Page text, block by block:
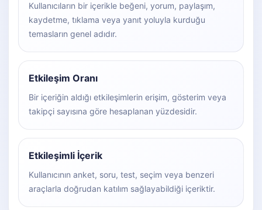
Kullanıcıların bir içerikle beğeni, yorum, paylaşım,
kaydetme, tıklama veya yanıt yoluyla kurduğu
temasların genel adıdır.
Etkileşim Oranı
Bir içeriğin aldığı etkileşimlerin erişim, gösterim veya
takipçi sayısına göre hesaplanan yüzdesidir.
Etkileşimli İçerik
Kullanıcının anket, soru, test, seçim veya benzeri
araçlarla doğrudan katılım sağlayabildiği içeriktir.